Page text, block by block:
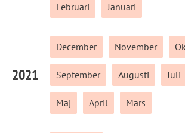
Februari Januari
2021
December November
September Augusti Juli
Maj April Mars